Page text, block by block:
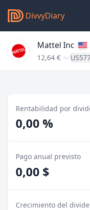
DivvyDiary
Mattel Inc
12,64 €
Rentabilidad por
0,00 %
Pago anual previsto
0,00 $
Crecimiento del